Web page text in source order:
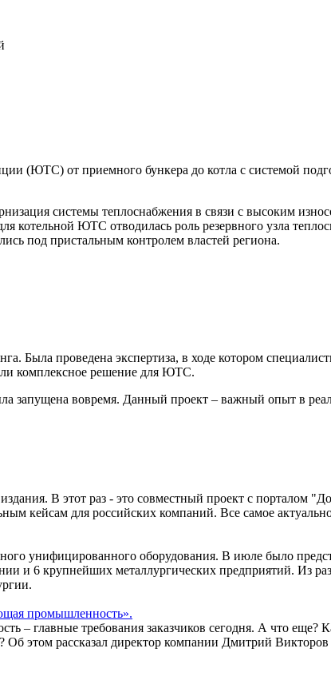
(ЮТС) от приемного бункера до котла с системой
системы теплоснабжения в связи с высоким
котельной ЮТС отводилась роль резервного узла
под пристальным контролем властей региона.
проведена экспертиза, в ходе котором
комплексное решение для ЮТС.
запущена вовремя. Данный проект – важный опыт в
В этот раз - это совместный проект с порталом
кейсам для российских компаний. Все самое
унифицированного оборудования. В июле было
и 6 крупнейших металлургических предприятий. Из
промышленность».
– главные требования заказчиков сегодня. А что
этом рассказал директор компании Дмитрий